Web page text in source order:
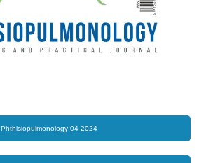
Phthisiopulmonology 04-2024